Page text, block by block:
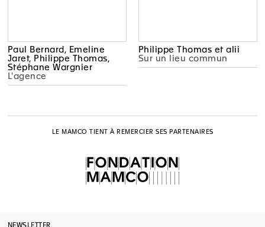
Paul Bernard, Emeline
Jaret, Philippe Thomas,
Stéphane Wargnier
L'agence
Philippe Thomas et alii
Sur un lieu commun
LE MAMCO TIENT À REMERCIER SES PARTENAIRES